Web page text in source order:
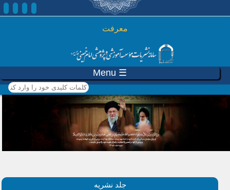
رفتن به محتوای اصلی
معرفت
☰ Menu
کلمات کلیدی خود را وارد
کنید
جلد نشریه